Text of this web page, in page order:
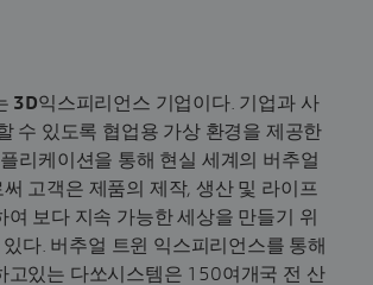
3D익스피리언스 기업이다. 기업과 사
수 있도록 협업용 가상 환경을 제공한
리케이션을 통해 현실 세계의 버추얼
고객은 제품의 제작, 생산 및 라이프
보다 지속 가능한 세상을 만들기 위
다. 버추얼 트윈 익스피리언스를 통해
고있는 다쏘시스템은 150여개국 전 산